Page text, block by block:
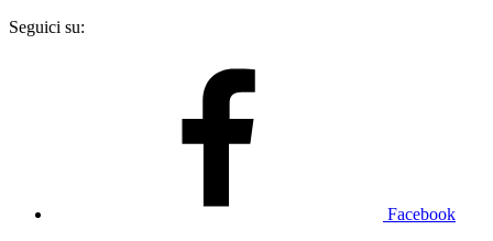
Seguici su:
Facebook